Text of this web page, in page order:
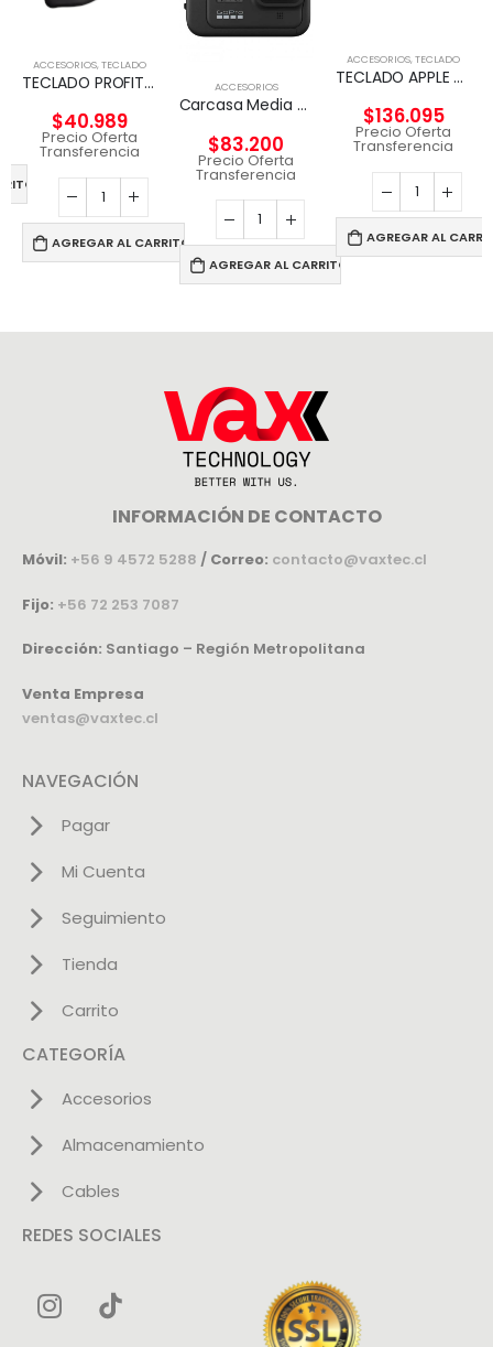
ACCESORIOS,TECLADO
TECLADO PROFIT ERGO KENSIGTON
$40.989
Precio Oferta
Transferencia
AGREGAR AL CARRITO
ACCESORIOS
Carcasa Media MOD Para HERO8 Black GOPRO
$83.200
Precio Oferta
Transferencia
AGREGAR AL CARRITO
ACCESORIOS,TECLADO
TECLADO APPLE MAGIC KEYBOARD CON TECLADO NUMERICO
$136.095
Precio Oferta
Transferencia
AGREGAR AL
INFORMACIÓN DE CONTACTO
Móvil: +56 9 4572 5288 / Correo: contacto@vaxtec.cl
Fijo: +56 72 253 7087
Dirección: Santiago – Región Metropolitana
Venta Empresa
ventas@vaxtec.cl
NAVEGACIÓN
Pagar
Mi Cuenta
Seguimiento
Tienda
Carrito
CATEGORÍA
Accesorios
Almacenamiento
Cables
REDES SOCIALES